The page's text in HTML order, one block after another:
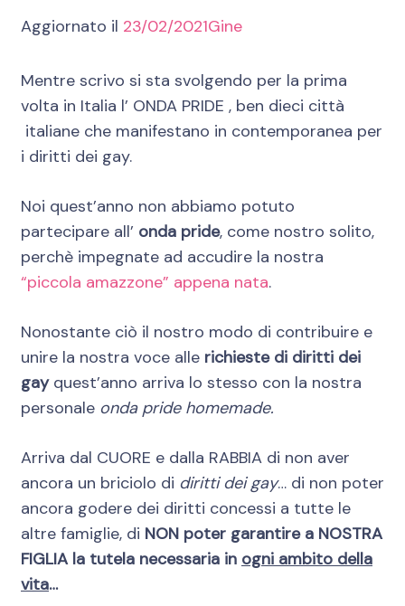
Aggiornato il 23/02/2021Gine
Mentre scrivo si sta svolgendo per la prima
volta in Italia l’ ONDA PRIDE , ben dieci città
italiane che manifestano in contemporanea per
i diritti dei gay.
Noi quest’anno non abbiamo potuto
partecipare all’ onda pride, come nostro solito,
perchè impegnate ad accudire la nostra
“piccola amazzone” appena nata.
Nonostante ciò il nostro modo di contribuire e
unire la nostra voce alle richieste di diritti dei
gayquest’anno arriva lo stesso con la nostra
personale onda pride homemade.
Arriva dal CUORE e dalla RABBIA di non aver
ancora un briciolo di diritti dei gay… di non poter
ancora godere dei diritti concessi a tutte le
altre famiglie, di NON poter garantire a NOSTRA
FIGLIA la tutela necessaria in ogni ambito della
vita…